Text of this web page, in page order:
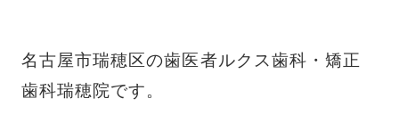
名古屋市瑞穂区の歯医者ルクス歯科・矯正
歯科瑞穂院です。